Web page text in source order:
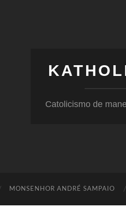
Catolicismo de
MONSENHOR ANDRÉ SAMPAIO